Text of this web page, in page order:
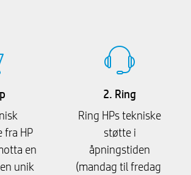
fra HP
en
unik
2. Ring
Ring HPs tekniske
støtte i
åpningstiden
(mandag til fredag ​​